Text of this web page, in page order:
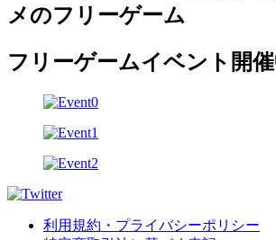
メのフリーゲーム
フリーゲームイベント開催
利用規約・プライバシーポリシー